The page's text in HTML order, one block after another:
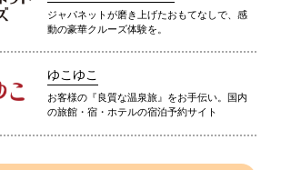
ジャパネットが磨き上げたおもてなしで、感
動の豪華クルーズ体験を。
ゆこゆこ
お客様の『良質な温泉旅』をお手伝い。国内
の旅館・宿・ホテルの宿泊予約サイト